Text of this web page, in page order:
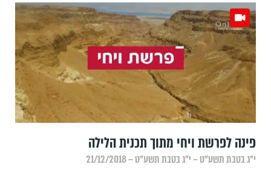
פינה לפרשת ויחי מתוך תכנית הלילה
י״ג בטבת תשע״ט – י״ג בטבת תשע״ט – 21/12/2018